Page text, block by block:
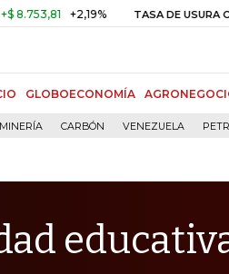
+2,19% TASA DE USURA
GLOBOECONOMÍA
MINERÍA CARBÓN VENEZUELA